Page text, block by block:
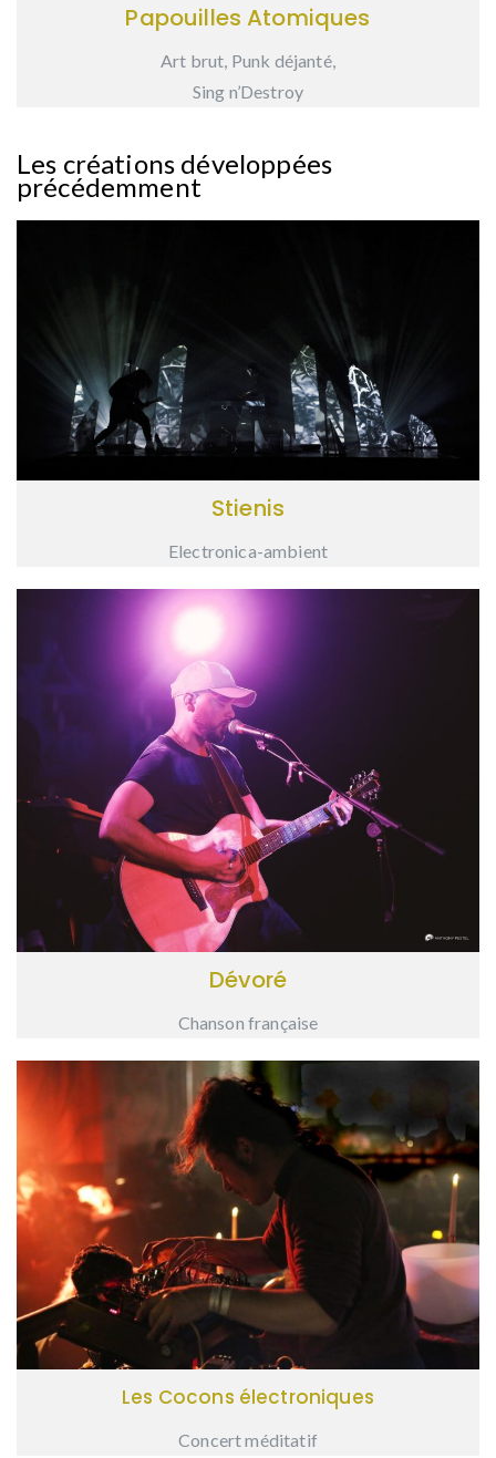
Papouilles Atomiques
Art brut, Punk déjanté,
Sing n’Destroy
Les créations développées
précédemment
Stienis
Electronica-ambient
Dévoré
Chanson française
Les Cocons électroniques
Concert méditatif